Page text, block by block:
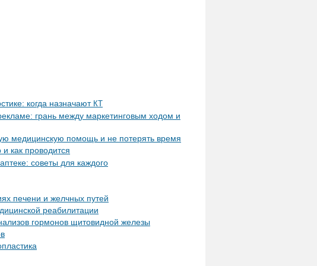
когда назначают КТ
грань между маркетинговым ходом и
медицинскую помощь и не потерять время
как проводится
советы для каждого
печени и желчных путей
реабилитации
гормонов щитовидной железы